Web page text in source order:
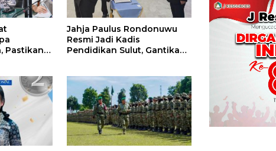
Pastikan
Jahja Paulus Rondonuwu
Resmi Jadi Kadis
Pendidikan Sulut, Gantikan